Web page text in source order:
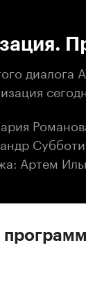
диалога
Артем